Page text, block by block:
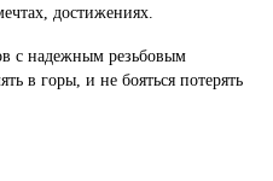
достижениях.
с надежным резьбовым
в горы, и не бояться потерять